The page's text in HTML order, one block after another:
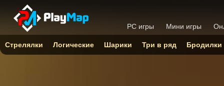
PC игры Мини игры
Стрелялки Логические Шарики Три в ряд Бродилки